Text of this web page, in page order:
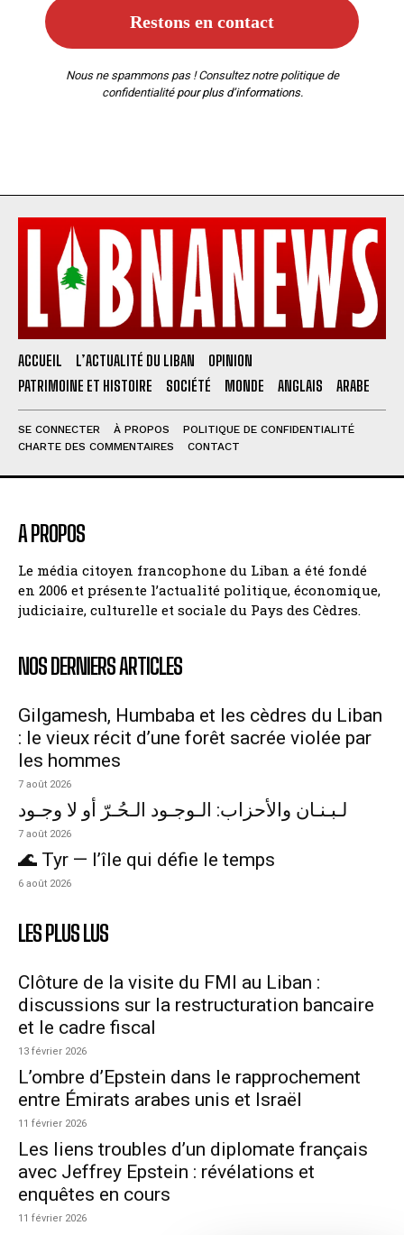
Nous ne spammons pas ! Consultez notre politique de
confidentialitépour plus d’informations.
ACCUEIL L’ACTUALITÉ DU LIBAN
OPINION
PATRIMOINE ET HISTOIRE
SOCIÉTÉ MONDE ANGLAIS ARABE
SE CONNECTER À PROPOS
POLITIQUE DE CONFIDENTIALITÉ
CHARTE DES COMMENTAIRES
CONTACT
A PROPOS
Le média citoyen francophone du Liban a été fondé
en 2006 et présente l’actualité politique, économique,
judiciaire, culturelle et sociale du Pays des Cèdres.
NOS DERNIERS ARTICLES
Gilgamesh, Humbaba et les cèdres du Liban
: le vieux récit d’une forêt sacrée violée par
les hommes
7 août 2026
لـبـنـان والأحزاب: الـوجـود الـحُـرّ أو لا وجـود
7 août 2026
🌊 Tyr — l’île qui défie le temps
6 août 2026
LES PLUS LUS
Clôture de la visite du FMI au Liban :
discussions sur la restructuration bancaire
et le cadre fiscal
13 février 2026
L’ombre d’Epstein dans le rapprochement
entre Émirats arabes unis et Israël
11 février 2026
Les liens troubles d’un diplomate français
avec Jeffrey Epstein : révélations et
enquêtes en cours
11 février 2026